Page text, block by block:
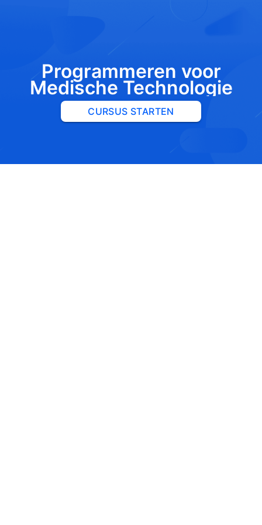
Programmeren voor
Medische Technologie
CURSUS STARTEN